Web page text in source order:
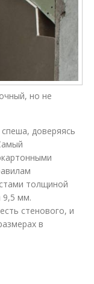
но не
доверяясь
толщиной
9,5 мм.
стенового, и
в